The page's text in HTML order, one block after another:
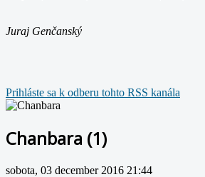
Juraj Genčanský
Prihláste sa k odberu tohto RSS kanála
Chanbara (1)
sobota, 03 december 2016 21:44